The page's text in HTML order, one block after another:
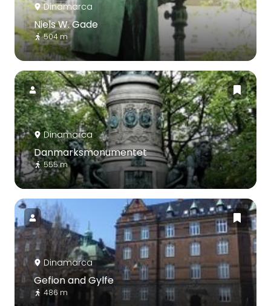
Dinamarca
Niels W. Gade
504 m
Dinamarca
Danmarksmonumentet
555 m
Dinamarca
Gefion and Gylfe
486 m